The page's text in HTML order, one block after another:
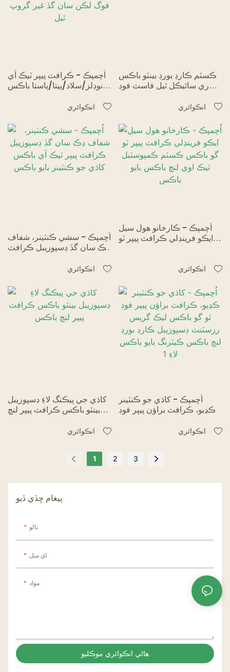
اُچمپڪ - ڪرافٽ پيپر ٽيڪ اَي
نوڊلز/سلاد/پيتا/پاستا باڪس
فوگ لڪن سان گڏ غير گروپ
انڪوائري
ڪسٽم ڪارڊ بورڊ بينٽو باڪس
ري سائيڪل ٿيل فاسٽ فوڊ
انڪوائري
اُچمپڪ - سشي ڪنٽينر، شفاف
ڍڪ سان گڏ ڊسپوزيبل ڪرافٽ
انڪوائري
اُچمپڪ - ڪارخانو هول سيل
ايڪو فرينڊلي ڪرافٽ پيپر ٽو
انڪوائري
کاڌي جي پيڪنگ لاءِ ڊسپوزيبل
بينٽو باڪس ڪرافٽ پيپر لنچ
انڪوائري
اُچمپڪ - کاڌي جو ڪنٽينر
ڪڍيو، ڪرافٽ براؤن پيپر فوڊ
رزسٽنٽ ڊسپوزيبل ڪارڊ بورڊ
انڪوائري
1 2 3
پيغام ڇڏي ڏيو
نالو
اي ميل
مواد
هاڻي انڪوائري موڪليو